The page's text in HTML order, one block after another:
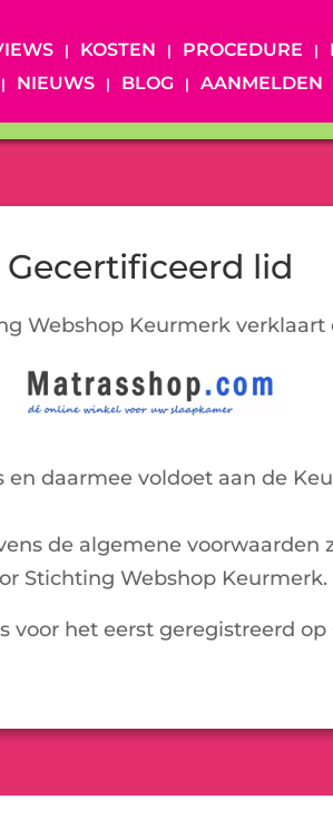
KOSTEN PROCEDURE
NIEUWS BLOG AANMELDEN
Gecertificeerd lid
Webshop Keurmerk verklaart
en daarmee voldoet aan de
de algemene voorwaarden
Stichting Webshop Keurmerk.
voor het eerst geregistreerd op